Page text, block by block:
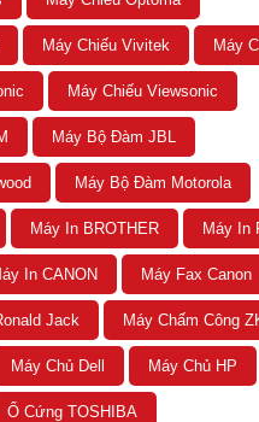
Máy Chiếu Vivitek Máy
Máy Chiếu Viewsonic
Máy Bộ Đàm JBL
Máy Bộ Đàm Motorola
Máy In BROTHER Máy
Máy In CANON Máy Fax Canon
Jack Máy Chấm Công
Máy Chủ Dell Máy Chủ HP
Ổ Cứng TOSHIBA